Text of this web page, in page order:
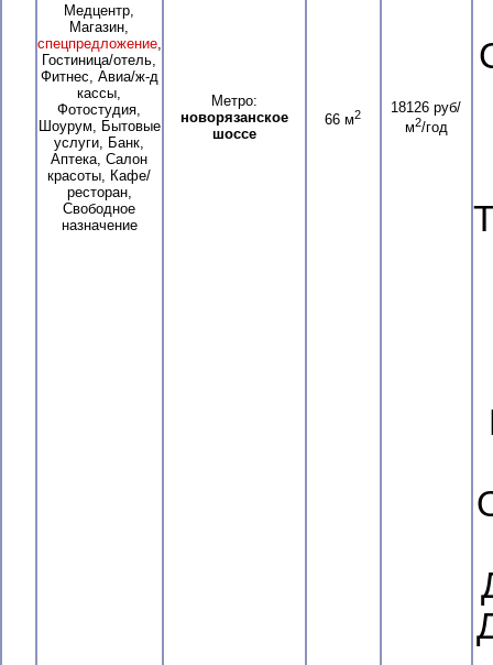
Медцентр,
Магазин,
спецпредложение,
Гостиница/отель,
Фитнес, Авиа/ж-д
кассы,
Фотостудия,
Шоурум, Бытовые
услуги, Банк,
Аптека, Салон
красоты, Кафе/
ресторан,
Свободное
назначение
Метро:
новорязанское
шоссе
66 м2
18126 руб/
м2/год